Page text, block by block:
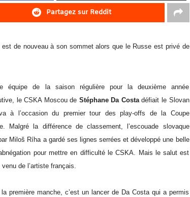
Partagez sur Reddit
de nouveau à son sommet alors que le Russe est privé de
équipe de la saison régulière pour la deuxième année
le CSKA Moscou de Stéphane Da Costadéfiait le Slovan
à l’occasion du premier tour des play-offs de la Coupe
Malgré la différence de classement, l’escouade slovaque
Miloš Ríha a gardé ses lignes serrées et développé une belle
pour mettre en difficulté le CSKA. Mais le salut est
de l’artiste français.
la première manche, c’est un lancer de Da Costa qui a permis